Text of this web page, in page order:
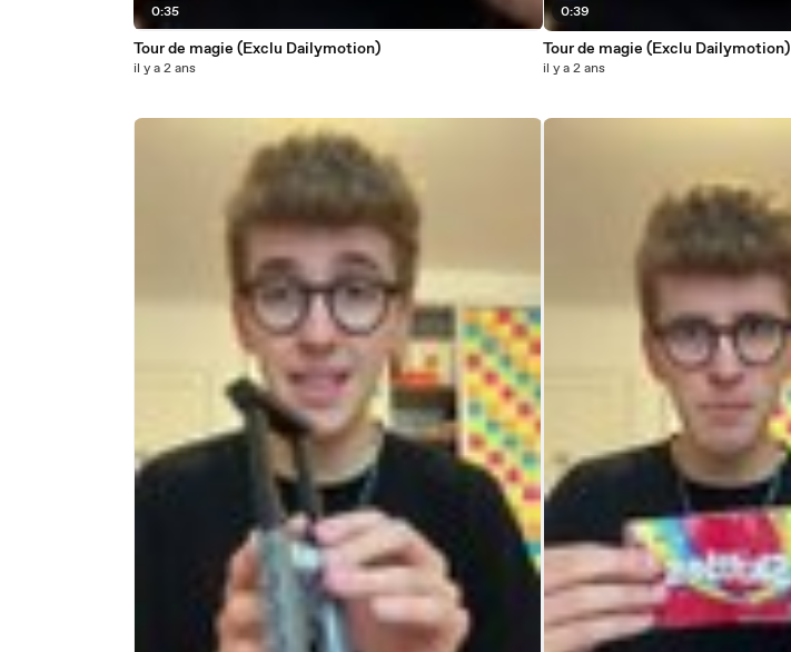
0:35
Tour de magie (Exclu Dailymotion)
il y a 2 ans
0:39
Tour de magie (Exclu Dailymotion)
il y a 2 ans